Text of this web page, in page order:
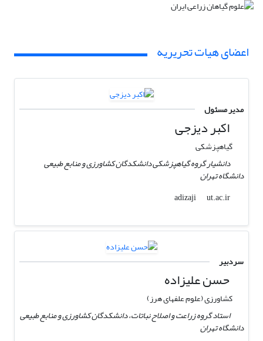
اعضای هیات تحریریه
مدیر مسئول
اکبر دیزجی
گیاهپزشکی
دانشیار گروه گیاهپزشکی دانشکدگان کشاورزی و منابع طبیعی
دانشگاه تهران
adizaji
ut.ac.ir
سردبیر
حسن علیزاده
کشاورزی (علوم علفهای هرز)
استاد گروه زراعت و اصلاح نباتات، دانشکدگان کشاورزی و منابع طبیعی
دانشگاه تهران